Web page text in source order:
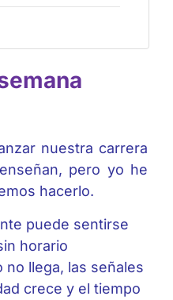
nuestra carrera
pero yo he
hacerlo.
puede sentirse
horario
no llega, las señales
crece y el tiempo